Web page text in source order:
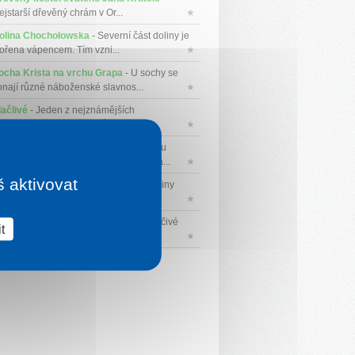
dřevěný chrám v Or...
★
Chochołowska- Severní část doliny je
vápencem. Tím vzni...
★
Krista na vrchu Grapa- U sochy se
různé náboženské slavnos...
★
- Jeden z nejznámějších
vrcholů. Vrchol je ...
★
- Horské městečko. Významnou
nad městem je hora Temna...
★
Kościeliska- Žulová koruna doliny
★
Polhora
- Nacházejí se zde léčivé
bromové prameny a krásná...
★
aktivovat